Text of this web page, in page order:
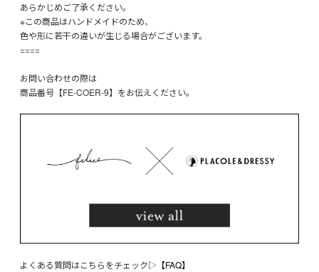
あらかじめご了承ください。
※この商品はハンドメイドのため、
色や形に若干の違いが生じる場合がございます。
====
お問い合わせの際は
商品番号【FE-COER-9】をお伝えください。
よくある質問はこちらをチェック▷ 【FAQ】